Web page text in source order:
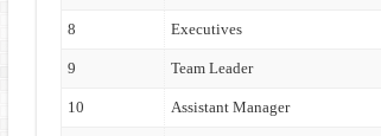
8 Executives
9 Team Leader
10 Assistant Manager